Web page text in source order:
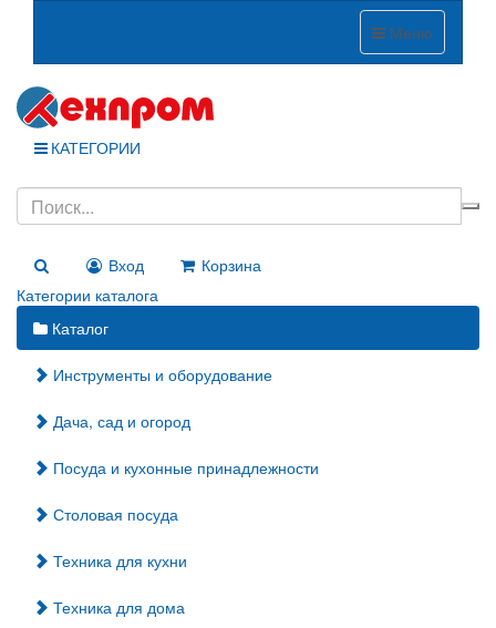
Меню
КАТЕГОРИИ
Вход
Корзина
Категории каталога
Каталог
Инструменты и оборудование
Дача, сад и огород
Посуда и кухонные принадлежности
Столовая посуда
Техника для кухни
Техника для дома